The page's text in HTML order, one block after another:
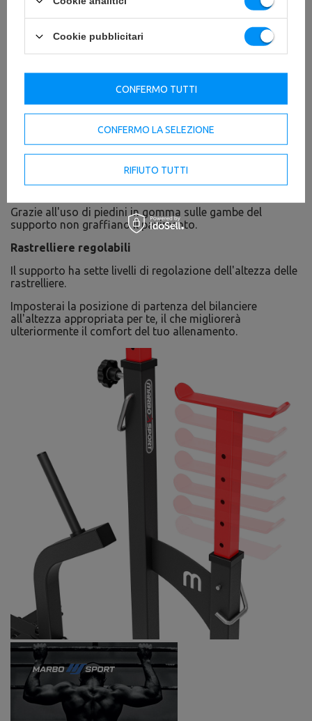
Piedini in gomma
Grazie all'uso di piedini in gomma sulle gambe del
supporto non graffiano il pavimento.
Rastrelliere regolabili
Il supporto ha sette livelli di regolazione dell'altezza delle
rastrelliere.
Imposterai la posizione di partenza del bilanciere
all'altezza appropriata per te, il che migliorerà
ulteriormente il comfort del tuo allenamento.
Cookie pubblicitari
CONFERMO LA SELEZIONE
RIFIUTO TUTTI
CONFERMO TUTTI